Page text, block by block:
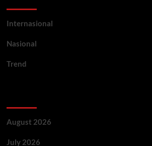
Internasional
Nasional
Trend
August 2026
July 2026